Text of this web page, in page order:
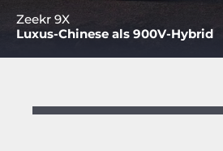
Zeekr 9X
Luxus-Chinese als 900V-Hybrid